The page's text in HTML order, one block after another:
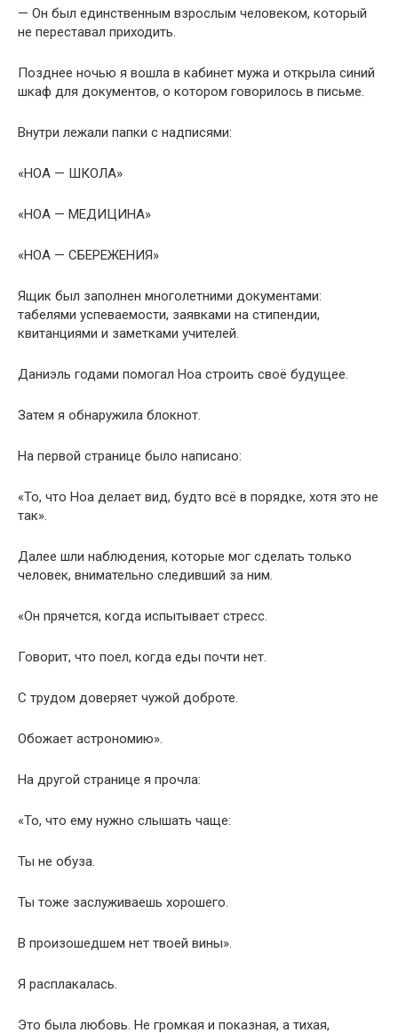
— Он был единственным взрослым человеком, который
не переставал приходить.
Позднее ночью я вошла в кабинет мужа и открыла синий
шкаф для документов, о котором говорилось в письме.
Внутри лежали папки с надписями:
«НОА — ШКОЛА»
«НОА — МЕДИЦИНА»
«НОА — СБЕРЕЖЕНИЯ»
Ящик был заполнен многолетними документами:
табелями успеваемости, заявками на стипендии,
квитанциями и заметками учителей.
Даниэль годами помогал Ноа строить своё будущее.
Затем я обнаружила блокнот.
На первой странице было написано:
«То, что Ноа делает вид, будто всё в порядке, хотя это не
так».
Далее шли наблюдения, которые мог сделать только
человек, внимательно следивший за ним.
«Он прячется, когда испытывает стресс.
Говорит, что поел, когда еды почти нет.
С трудом доверяет чужой доброте.
Обожает астрономию».
На другой странице я прочла:
«То, что ему нужно слышать чаще:
Ты не обуза.
Ты тоже заслуживаешь хорошего.
В произошедшем нет твоей вины».
Я расплакалась.
Это была любовь. Не громкая и показная, а тихая,